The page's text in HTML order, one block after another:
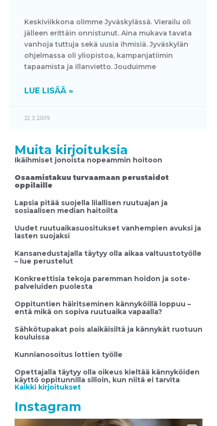
Keskiviikkona olimme Jyväskylässä. Vierailu oli
jälleen erittäin onnistunut. Aina mukava tavata
vanhoja tuttuja sekä uusia ihmisiä. Jyväskylän
ohjelmassa oli yliopistoa, kampanjatiimin
tapaamista ja illanvietto. Jouduimme
LUE LISÄÄ »
21.3.2009
Muita kirjoituksia
Ikäihmiset jonoista nopeammin hoitoon
Osaamistakuu turvaamaan perustaidot
oppilaille
Lapsia pitää suojella liiallisen ruutuajan ja
sosiaalisen median haitoilta
Uudet ruutuaikasuositukset vanhempien avuksi ja
lasten suojaksi
Kansanedustajalla täytyy olla aikaa valtuustotyölle
– lue perustelut
Konkreettisia tekoja paremman hoidon ja sote-
palveluiden puolesta
Oppituntien häiritseminen kännyköillä loppuu –
entä mikä on sopiva ruutuaika vapaalla?
Sähkötupakat pois alaikäisiltä ja kännykät ruotuun
kouluissa
Kunnianosoitus lottien työlle
Opettajalla täytyy olla oikeus kieltää kännyköiden
käyttö oppitunnilla silloin, kun niitä ei tarvita
Kaikki kirjoitukset
Instagram